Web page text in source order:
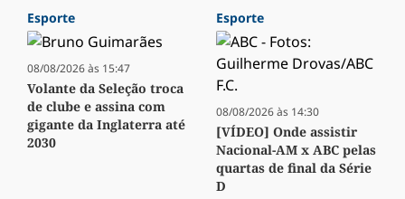
Esporte
08/08/2026 às 15:47
Volante da Seleção troca
de clube e assina com
gigante da Inglaterra até
2030
Esporte
08/08/2026 às 14:30
[VÍDEO] Onde assistir
Nacional-AM x ABC pelas
quartas de final da Série
D